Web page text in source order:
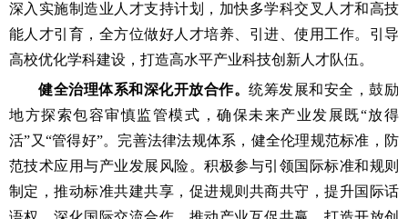
深入实施制造业人才支持计划，加快多学科交叉人才和高技
能人才引育，全方位做好人才培养、引进、使用工作。引导
高校优化学科建设，打造高水平产业科技创新人才队伍。
健全治理体系和深化开放合作。统筹发展和安全，鼓励
地方探索包容审慎监管模式，确保未来产业发展既“放得
活”又“管得好”。完善法律法规体系，健全伦理规范标准，防
范技术应用与产业发展风险。积极参与引领国际标准和规则
制定，推动标准共建共享，促进规则共商共守，提升国际话